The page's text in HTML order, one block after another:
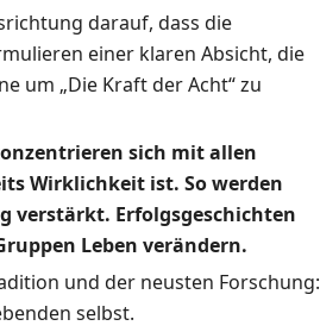
darauf, dass die
einer klaren Absicht, die
um „Die Kraft der Acht“ zu
sich mit allen
Wirklichkeit ist. So werden
verstärkt. Erfolgsgeschichten
Leben verändern.
und der neusten Forschung:
selbst.